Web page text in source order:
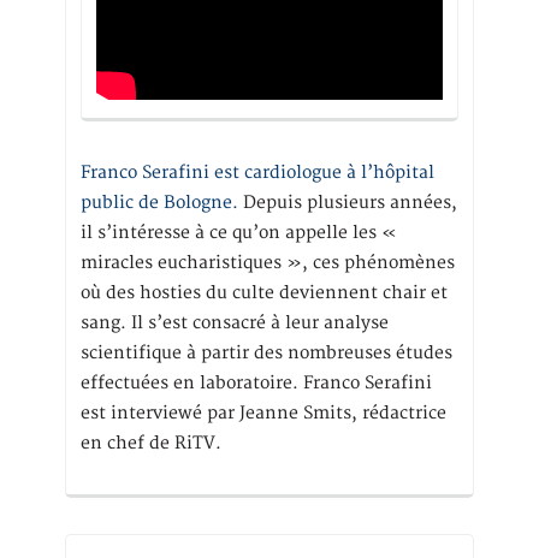
Franco Serafini est cardiologue à l’hôpital
public de Bologne. Depuis plusieurs années,
il s’intéresse à ce qu’on appelle les «
miracles eucharistiques », ces phénomènes
où des hosties du culte deviennent chair et
sang. Il s’est consacré à leur analyse
scientifique à partir des nombreuses études
effectuées en laboratoire. Franco Serafini
est interviewé par Jeanne Smits, rédactrice
en chef de RiTV.